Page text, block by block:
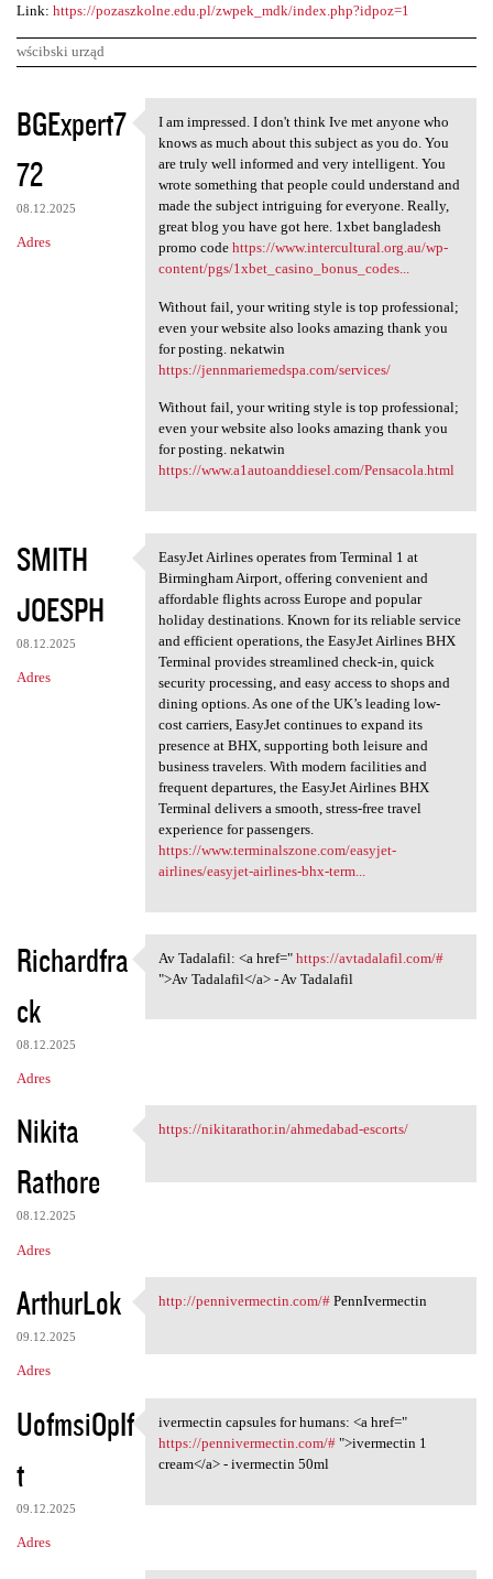
Link: https://pozaszkolne.edu.pl/zwpek_mdk/index.php?idpoz=1
wścibski urząd
K
o
m
e
n
BGExpert7
72
08.12.2025
Adres
I am impressed. I don't think
I am impressed. I don't think Ive met anyone who
knows as much about this subject as you do. You
are truly well informed and very intelligent. You
wrote something that people could understand and
made the subject intriguing for everyone. Really,
great blog you have got here. 1xbet bangladesh
promo code https://www.intercultural.org.au/wp-
content/pgs/1xbet_casino_bonus_codes...
Without fail, your writing style is top professional;
even your website also looks amazing thank you
for posting. nekatwin
https://jennmariemedspa.com/services/
Without fail, your writing style is top professional;
even your website also looks amazing thank you
for posting. nekatwin
https://www.a1autoanddiesel.com/Pensacola.html
SMITH
JOESPH
08.12.2025
Adres
EasyJet Airlines operates
EasyJet Airlines operates from Terminal 1 at
Birmingham Airport, offering convenient and
affordable flights across Europe and popular
holiday destinations. Known for its reliable service
and efficient operations, the EasyJet Airlines BHX
Terminal provides streamlined check-in, quick
security processing, and easy access to shops and
dining options. As one of the UK’s leading low-
cost carriers, EasyJet continues to expand its
presence at BHX, supporting both leisure and
business travelers. With modern facilities and
frequent departures, the EasyJet Airlines BHX
Terminal delivers a smooth, stress-free travel
experience for passengers.
https://www.terminalszone.com/easyjet-
airlines/easyjet-airlines-bhx-term...
Richardfra
ck
08.12.2025
Adres
Av Tadalafil: <a href=" https
Av Tadalafil: <a href=" https://avtadalafil.com/#
">Av Tadalafil</a> - Av Tadalafil
Nikita
Rathore
08.12.2025
Adres
https://nikitarathor.in
https://nikitarathor.in/ahmedabad-escorts/
ArthurLok
09.12.2025
Adres
http://pennivermectin.com/#
http://pennivermectin.com/#PennIvermectin
UofmsiOpIf
t
09.12.2025
Adres
ivermectin capsules for
ivermectin capsules for humans: <a href="
https://pennivermectin.com/#">ivermectin 1
cream</a> - ivermectin 50ml